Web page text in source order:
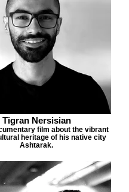
Tigran Nersisian
film about the vibrant
heritage of his native city
Ashtarak.